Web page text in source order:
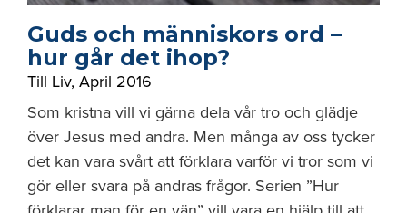
Guds och människors ord –
hur går det ihop?
Till Liv, April 2016
Som kristna vill vi gärna dela vår tro och glädje
över Jesus med andra. Men många av oss tycker
det kan vara svårt att förklara varför vi tror som vi
gör eller svara på andras frågor. Serien ”Hur